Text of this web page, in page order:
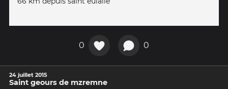
0 0
24 juillet 2015
Saint geours de mzremne